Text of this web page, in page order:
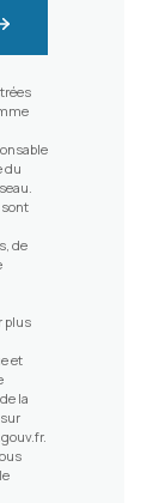
du
de
plus
et
la
.